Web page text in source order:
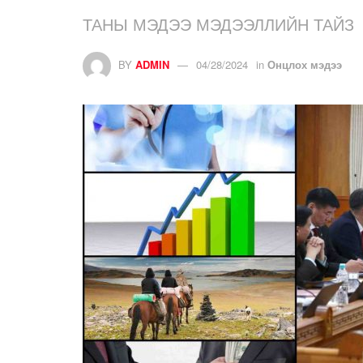
ТАНЫ МЭДЭЭ МЭДЭЭЛЛИЙН ТАЙЗ
BY ADMIN 04/28/2024 in Онцлох мэдээ